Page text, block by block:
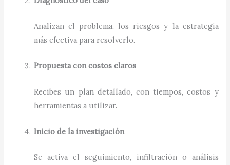
Analizan el problema, los riesgos y la estrategia
más efectiva para resolverlo.
Propuesta con costos claros
Recibes un plan detallado, con tiempos, costos y
herramientas a utilizar.
Inicio de la investigación
Se activa el seguimiento, infiltración o análisis